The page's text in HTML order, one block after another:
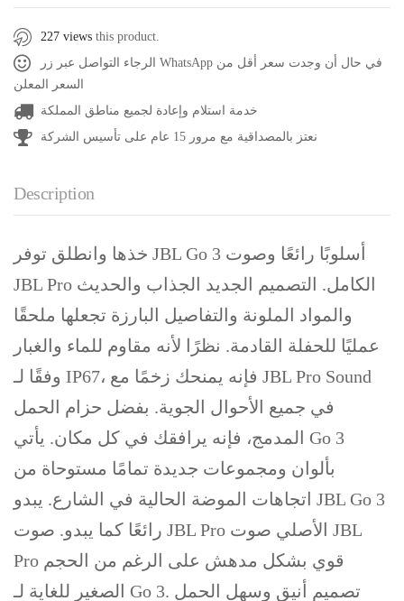
227 views this product.
الرجاء التواصل عبر زر WhatsApp في حال أن وجدت سعر أقل من
السعر المعلن
خدمة استلام وإعادة لجميع مناطق المملكة
نعتز بالمصداقية مع مرور 15 عام على تأسيس الشركة
Description
خذها وانطلق توفر JBL Go 3 أسلوبًا رائعًا وصوت
JBL Pro الكامل. التصميم الجديد الجذاب والحديث
والمواد الملونة والتفاصيل البارزة تجعلها ملحقًا
عمليًا للحفلة القادمة. نظرًا لأنه مقاوم للماء والغبار
وفقًا لـ IP67، فإنه يمنحك زخمًا مع JBL Pro Sound
في جميع الأحوال الجوية. بفضل حزام الحمل
المدمج، فإنه يرافقك في كل مكان. يأتي Go 3
بألوان ومجموعات جديدة تمامًا مستوحاة من
اتجاهات الموضة الحالية في الشارع. يبدو JBL Go 3
رائعًا كما يبدو. صوت JBL Pro الأصلي صوت JBL
Pro قوي بشكل مدهش على الرغم من الحجم
الصغير للغاية لـ Go 3. تصميم أنيق وسهل الحمل